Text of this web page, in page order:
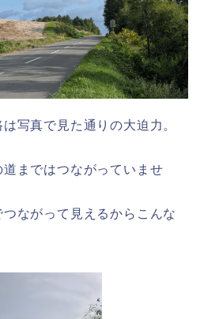
写真で見た通りの大迫力。
まではつながっていませ
ながって見えるからこんな